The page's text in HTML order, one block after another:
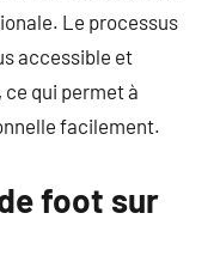
Le processus
accessible et
qui permet à
facilement.
foot sur